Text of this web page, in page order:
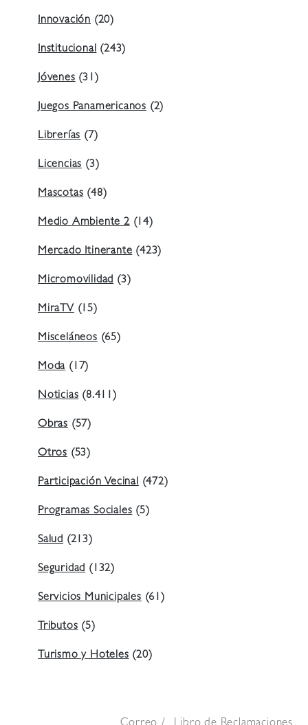
Innovación (20)
Institucional (243)
Jóvenes (31)
Juegos Panamericanos (2)
Librerías (7)
Licencias (3)
Mascotas (48)
Medio Ambiente 2(14)
Mercado Itinerante (423)
Micromovilidad (3)
MiraTV (15)
Misceláneos (65)
Moda (17)
Noticias (8.411)
Obras (57)
Otros (53)
Participación Vecinal (472)
Programas Sociales (5)
Salud (213)
Seguridad (132)
Servicios Municipales (61)
Tributos (5)
Turismo y Hoteles (20)